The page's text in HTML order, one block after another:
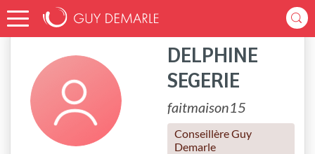
Accueil faitmaison15
DELPHINE
SEGERIE
faitmaison15
Conseillère Guy
Demarle